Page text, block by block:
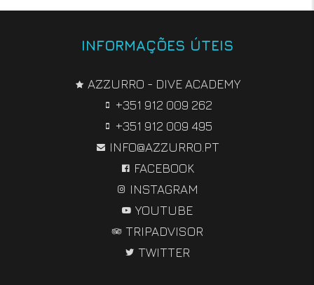
INFORMAÇÕES ÚTEIS
AZZURRO - DIVE ACADEMY
+351 912 009 262
+351 912 009 495
INFO@AZZURRO.PT
FACEBOOK
INSTAGRAM
YOUTUBE
TRIPADVISOR
TWITTER